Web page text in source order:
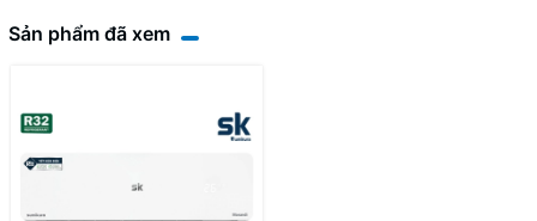
Sản phẩm đã xem